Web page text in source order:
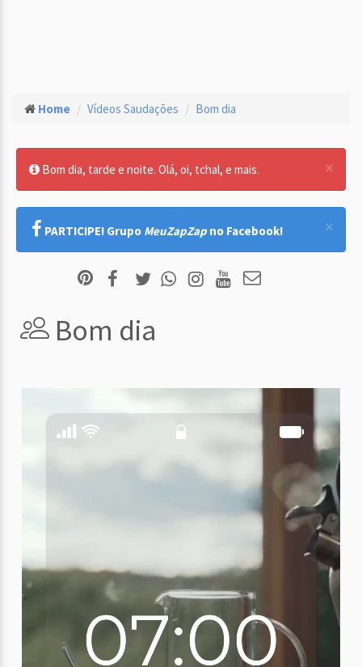
Home Vídeos Saudações Bom dia
×
Bom dia, tarde e noite. Olá, oi, tchal, e mais.
×
PARTICIPE! Grupo MeuZapZap no Facebook!
Bom dia